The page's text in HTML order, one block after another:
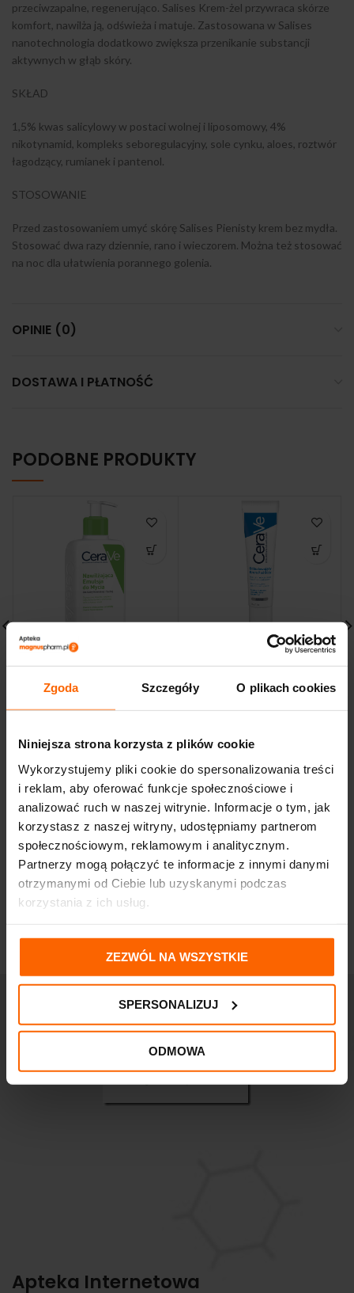
Zgoda Szczegóły O plikach cookies
Niniejsza strona korzysta z plików cookie
Wykorzystujemy pliki cookie do spersonalizowania treści
i reklam, aby oferować funkcje społecznościowe i
analizować ruch w naszej witrynie. Informacje o tym, jak
korzystasz z naszej witryny, udostępniamy partnerom
społecznościowym, reklamowym i analitycznym.
Partnerzy mogą połączyć te informacje z innymi danymi
otrzymanymi od Ciebie lub uzyskanymi podczas
korzystania z ich usług.
ZEZWÓL NA WSZYSTKIE
SPERSONALIZUJ
ODMOWA
przeciwzapalne, regenerująco. Salises Krem-żel przywraca skórze
komfort, nawilża ją, odświeża i matuje. Zastosowana w Salises
nanotechnologia dodatkowo zwiększa przenikanie substancji
aktywnych w głąb skóry.
SKŁAD
1,5% kwas salicylowy w postaci wolnej i liposomowy, 4%
nikotynamid, kompleks seboregulacyjny, sole cynku, aloes, roztwór
łagodzący, rumianek i pantenol.
STOSOWANIE
Przed zastosowaniem umyć skórę Salises Pienisty krem bez mydła.
Stosować dwa razy dziennie, rano i wieczorem. Można też stosować
na noc dla ułatwienia porannego golenia.
OPINIE (0)
DOSTAWA I PŁATNOŚĆ
PODOBNE PRODUKTY
Mycia 236ml
59,30zł
CERAVE L’Oreal
pod Oczy 14ml
Apteka Internetowa